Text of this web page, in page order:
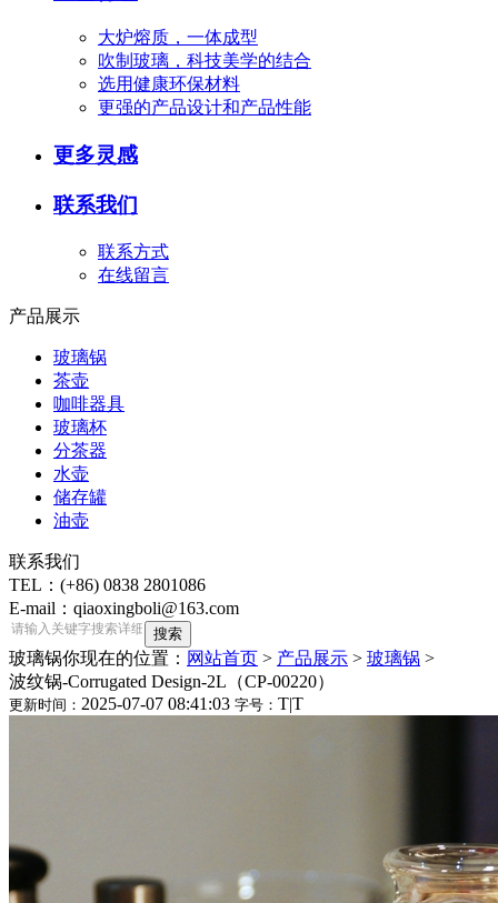
大炉熔质，一体成型
吹制玻璃，科技美学的结合
选用健康环保材料
更强的产品设计和产品性能
更多灵感
联系我们
联系方式
在线留言
产品展示
玻璃锅
茶壶
咖啡器具
玻璃杯
分茶器
水壶
储存罐
油壶
联系我们
TEL：(+86) 0838 2801086
E-mail：qiaoxingboli@163.com
玻璃锅你现在的位置： 网站首页 > 产品展示 > 玻璃锅 >
波纹锅-Corrugated Design-2L（CP-00220）
更新时间： 2025-07-07 08:41:03 字号： T|T